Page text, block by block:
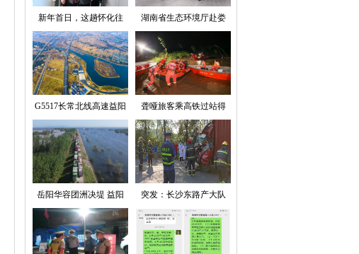
新年首日，这趟怀化往 湖南省生态环境厅赴娄
G5517长常北线高速益阳 聋哑旅客乘高铁过站得
岳阳华容团洲决堤 益阳 突发：长沙东路产大队